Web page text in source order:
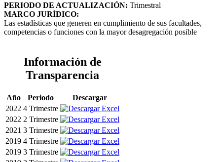
PERIODO DE ACTUALIZACIÓN: Trimestral
MARCO JURÍDICO:
Las estadísticas que generen en cumplimiento de sus facultades,
competencias o funciones con la mayor desagregación posible
Información de
Transparencia
Año Periodo
Descargar
2022 4 Trimestre
2022 2 Trimestre
2021 3 Trimestre
2019 4 Trimestre
2019 3 Trimestre